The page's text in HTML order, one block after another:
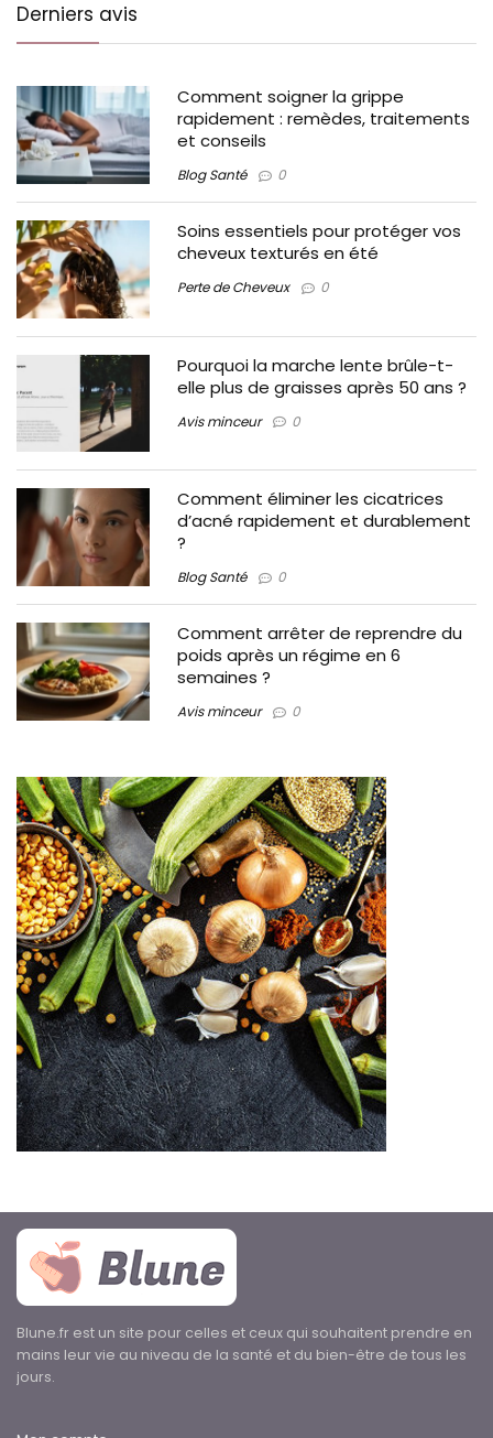
Derniers avis
Comment soigner la grippe
rapidement : remèdes, traitements
et conseils
Blog Santé 0
Soins essentiels pour protéger vos
cheveux texturés en été
Perte de Cheveux 0
Pourquoi la marche lente brûle-t-
elle plus de graisses après 50 ans ?
Avis minceur 0
Comment éliminer les cicatrices
d’acné rapidement et durablement
?
Blog Santé 0
Comment arrêter de reprendre du
poids après un régime en 6
semaines ?
Avis minceur 0
Blune.fr est un site pour celles et ceux qui souhaitent prendre en
mains leur vie au niveau de la santé et du bien-être de tous les
jours.